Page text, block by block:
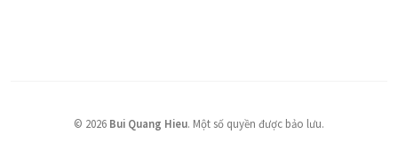
© 2026 Bui Quang Hieu. Một số quyền được bảo lưu.